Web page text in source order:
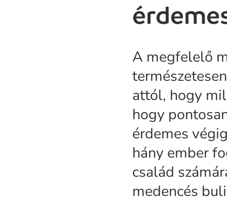
A megfelelő
attól, hogy
hogy
érdemes
hány ember
család
medencés